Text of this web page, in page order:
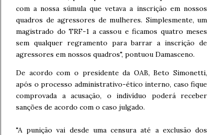
com a nossa súmula que vetava a inscrição em nossos
quadros de agressores de mulheres. Simplesmente, um
magistrado do TRF-1 a cassou e ficamos quatro meses
sem qualquer regramento para barrar a inscrição de
agressores em nossos quadros", pontuou Damasceno.
De acordo com o presidente da OAB, Beto Simonetti,
após o processo administrativo-ético interno, caso fique
comprovada a acusação, o indivíduo poderá receber
sanções de acordo com o caso julgado.
"A punição vai desde uma censura até a exclusão dos